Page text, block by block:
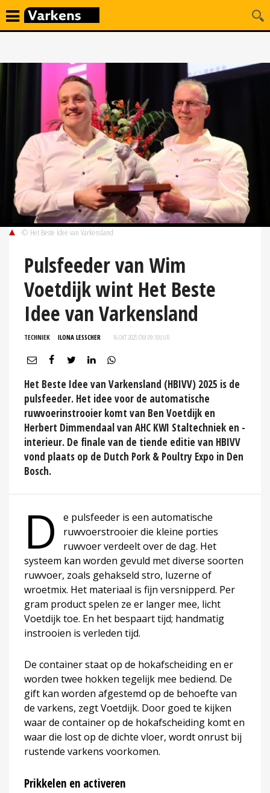
© Het Beste Idee van Varkensland
Pulsfeeder van Wim
Voetdijk wint Het Beste
Idee van Varkensland
TECHNIEK ILONA LESSCHER 16 OKT 2025 OM 09:10UUR
Het Beste Idee van Varkensland (HBIVV) 2025 is de
pulsfeeder. Het idee voor de automatische
ruwvoerinstrooier komt van Ben Voetdijk en
Herbert Dimmendaal van AHC KWI Staltechniek en -
interieur. De finale van de tiende editie van HBIVV
vond plaats op de Dutch Pork & Poultry Expo in Den
Bosch.
D
e pulsfeeder is een automatische
ruwvoerstrooier die kleine porties
ruwvoer verdeelt over de dag. Het
systeem kan worden gevuld met diverse soorten
ruwvoer, zoals gehakseld stro, luzerne of
wroetmix. Het materiaal is fijn versnipperd. Per
gram product spelen ze er langer mee, licht
Voetdijk toe. En het bespaart tijd; handmatig
instrooien is verleden tijd.
De container staat op de hokafscheiding en er
worden twee hokken tegelijk mee bediend. De
gift kan worden afgestemd op de behoefte van
de varkens, zegt Voetdijk. Door goed te kijken
waar de container op de hokafscheiding komt en
waar die lost op de dichte vloer, wordt onrust bij
rustende varkens voorkomen.
Prikkelen en activeren